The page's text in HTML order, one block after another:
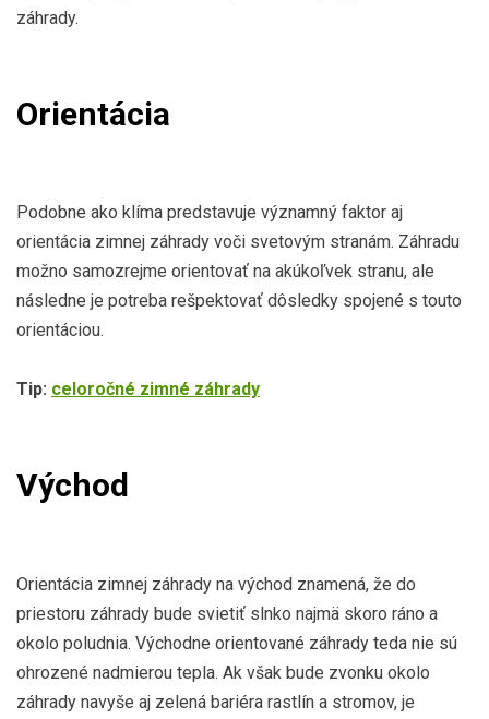
záhrady.
Orientácia
Podobne ako klíma predstavuje významný faktor aj
orientácia zimnej záhrady voči svetovým stranám. Záhradu
možno samozrejme orientovať na akúkoľvek stranu, ale
následne je potreba rešpektovať dôsledky spojené s touto
orientáciou.
Tip: celoročné zimné záhrady
Východ
Orientácia zimnej záhrady na východ znamená, že do
priestoru záhrady bude svietiť slnko najmä skoro ráno a
okolo poludnia. Východne orientované záhrady teda nie sú
ohrozené nadmierou tepla. Ak však bude zvonku okolo
záhrady navyše aj zelená bariéra rastlín a stromov, je